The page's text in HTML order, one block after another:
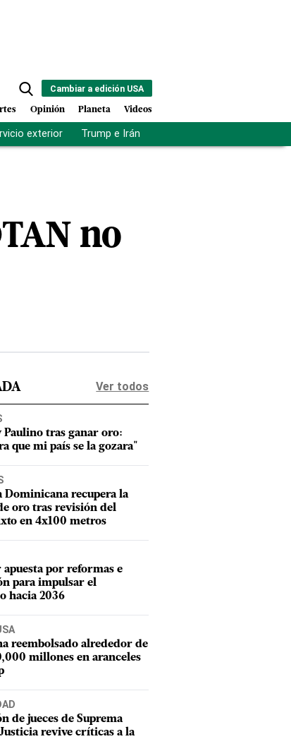
Cambiar a edición USA
Opinión Planeta Videos
exterior Trump e Irán
no
Ver todos
tras ganar oro:
que mi país se la gozara"
Dominicana recupera la
oro tras revisión del
en 4x100 metros
por reformas e
para impulsar el
hacia 2036
reembolsado alrededor de
millones en aranceles
de jueces de Suprema
revive críticas a la